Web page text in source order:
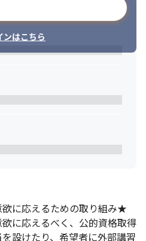
ンはこちら
に応えるための取り組み★
に応えるべく、公的資格取得
設けたり、希望者に外部講習